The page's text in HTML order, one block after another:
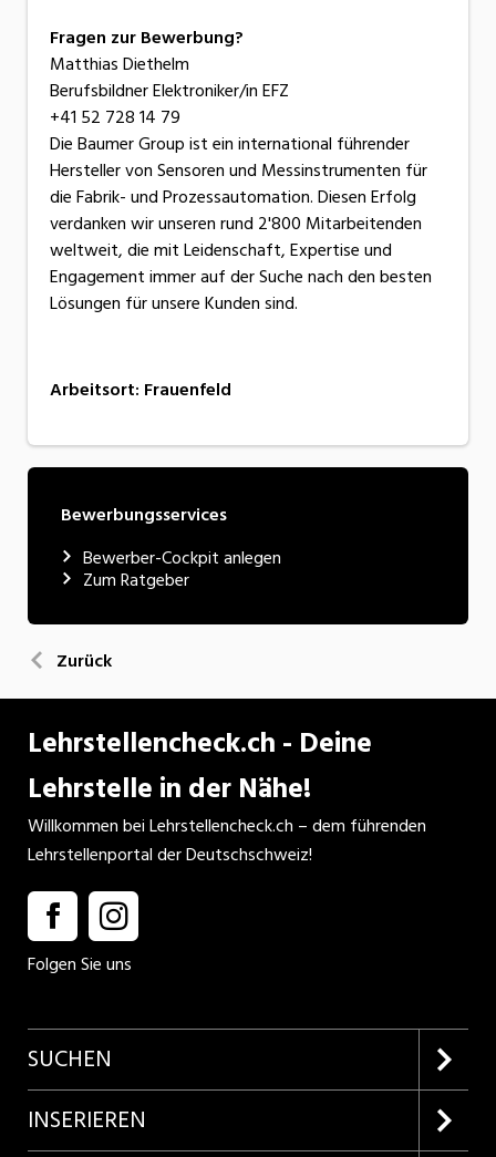
Fragen zur Bewerbung?
Matthias Diethelm
Berufsbildner Elektroniker/in EFZ
+41 52 728 14 79
Die Baumer Group ist ein international führender
Hersteller von Sensoren und Messinstrumenten für
die Fabrik- und Prozessautomation. Diesen Erfolg
verdanken wir unseren rund 2'800 Mitarbeitenden
weltweit, die mit Leidenschaft, Expertise und
Engagement immer auf der Suche nach den besten
Lösungen für unsere Kunden sind.
Arbeitsort: Frauenfeld
Bewerbungsservices
Bewerber-Cockpit anlegen
Zum Ratgeber
Zurück
Lehrstellencheck.ch - Deine
Lehrstelle in der Nähe!
Willkommen bei Lehrstellencheck.ch – dem führenden
Lehrstellenportal der Deutschschweiz!
Folgen Sie uns
SUCHEN
Firmenprofile entdecken
INSERIEREN